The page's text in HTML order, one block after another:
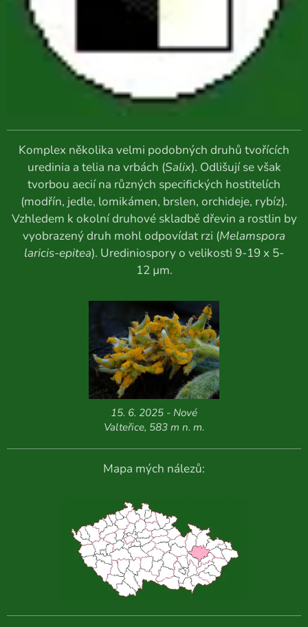
Komplex několika velmi podobných druhů tvořících
uredinia a telia na vrbách (Salix). Odlišují se však
tvorbou aecií na různých specifických hostitelích
(modřín, jedle, lomikámen, brslen, orchideje, rybíz).
Vzhledem k okolní druhové skladbě dřevin a rostlin by
vyobrazený druh mohl odpovídat rzi (Melamspora
laricis-epitea). Urediniospory o velikosti 9-19 x 5-
12 µm.
15. 6. 2025 - Nové
Valteřice, 583 m n. m.
Mapa mých nálezů: